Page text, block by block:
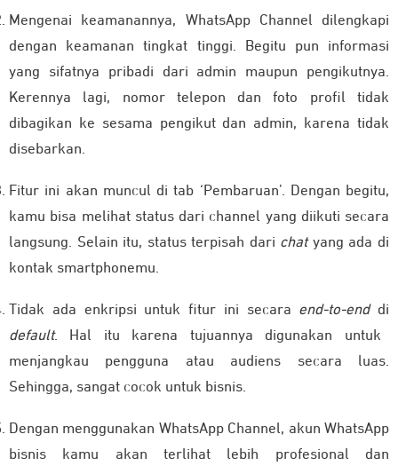
Mengenai keamanannya, WhatsApp Channel dilengkapi
dengan keamanan tingkat tinggi. Begitu pun informasi
yang sifatnya pribadi dari admin maupun pengikutnya.
Kerennya lagi, nomor telepon dan foto profil tidak
dibagikan ke sesama pengikut dan admin, karena tidak
disebarkan.
Fitur ini akan muncul di tab ‘Pembaruan’. Dengan begitu,
kamu bisa melihat status dari channel yang diikuti secara
langsung. Selain itu, status terpisah dari chatyang ada di
kontak smartphonemu.
Tidak ada enkripsi untuk fitur ini secara end-to-enddi
default. Hal itu karena tujuannya digunakan untuk
menjangkau pengguna atau audiens secara luas.
Sehingga, sangat cocok untuk bisnis.
Dengan menggunakan WhatsApp Channel, akun WhatsApp
bisnis kamu akan terlihat lebih profesional dan